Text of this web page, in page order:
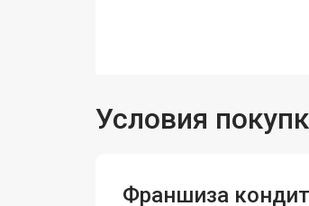
Условия
Франшиза